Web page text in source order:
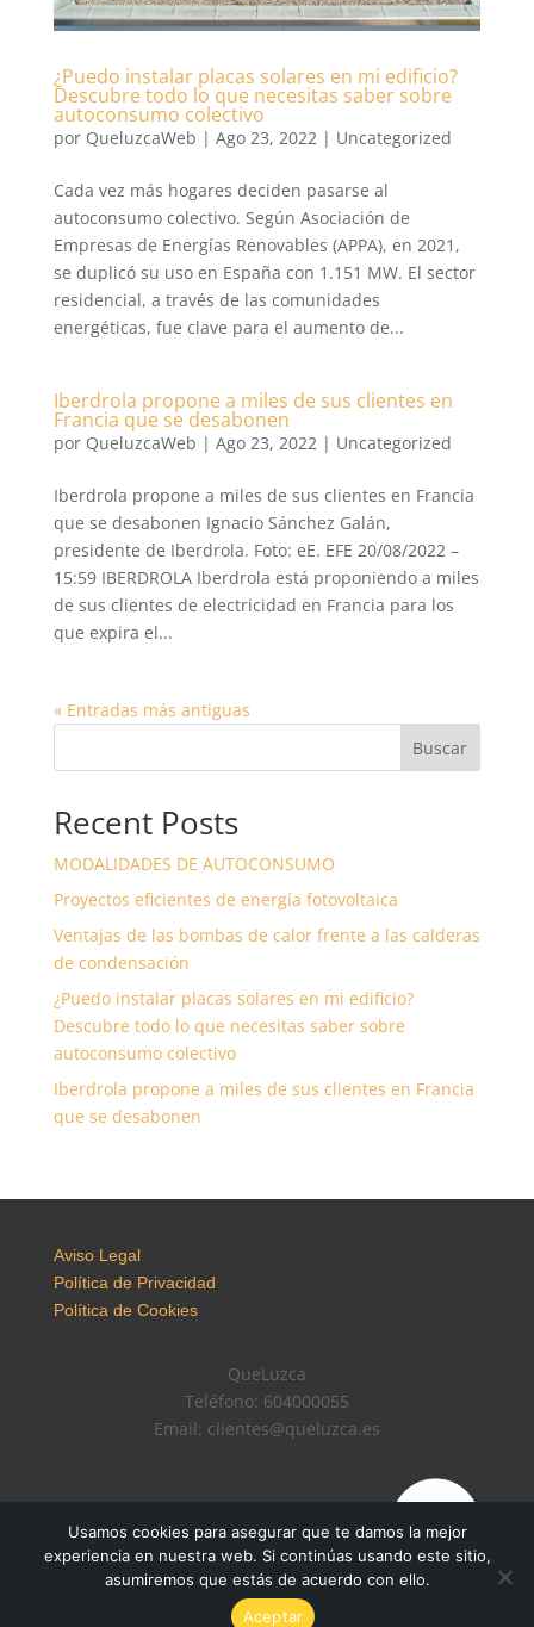
¿Puedo instalar placas solares en mi edificio?
Descubre todo lo que necesitas saber sobre
autoconsumo colectivo
por QueluzcaWeb | Ago 23, 2022| Uncategorized
Cada vez más hogares deciden pasarse al
autoconsumo colectivo. Según Asociación de
Empresas de Energías Renovables (APPA), en 2021,
se duplicó su uso en España con 1.151 MW. El sector
residencial, a través de las comunidades
energéticas, fue clave para el aumento de...
Iberdrola propone a miles de sus clientes en
Francia que se desabonen
por QueluzcaWeb | Ago 23, 2022| Uncategorized
Iberdrola propone a miles de sus clientes en Francia
que se desabonen Ignacio Sánchez Galán,
presidente de Iberdrola. Foto: eE. EFE 20/08/2022 –
15:59 IBERDROLA Iberdrola está proponiendo a miles
de sus clientes de electricidad en Francia para los
que expira el...
« Entradas más antiguas
Buscar
Recent Posts
MODALIDADES DE AUTOCONSUMO
Proyectos eficientes de energía fotovoltaica
Ventajas de las bombas de calor frente a las calderas
de condensación
¿Puedo instalar placas solares en mi edificio?
Descubre todo lo que necesitas saber sobre
autoconsumo colectivo
Iberdrola propone a miles de sus clientes en Francia
que se desabonen
Aviso Legal
Política de Privacidad
Política de Cookies
QueLuzca
Teléfono: 604000055
Email: clientes@queluzca.es
Usamos cookies para asegurar que te damos la mejor
experiencia en nuestra web. Si continúas usando este sitio,
asumiremos que estás de acuerdo con ello.
Aceptar